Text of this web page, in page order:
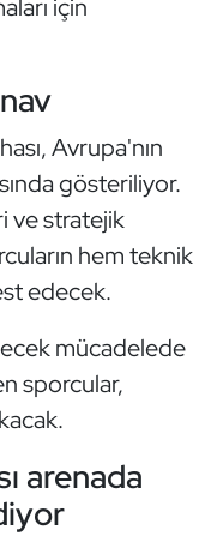
için
Avrupa'nın
gösteriliyor.
ve stratejik
hem teknik
edecek.
mücadelede
sporcular,
arenada